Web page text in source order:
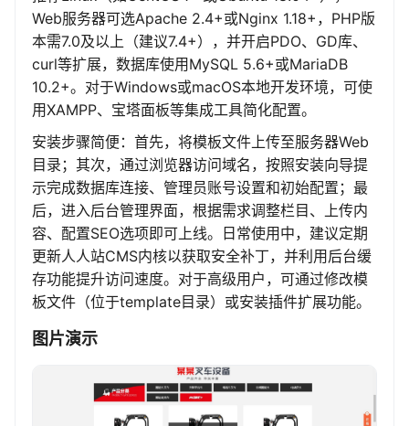
Web服务器可选Apache 2.4+或Nginx 1.18+，PHP版
本需7.0及以上（建议7.4+），并开启PDO、GD库、
curl等扩展，数据库使用MySQL 5.6+或MariaDB
10.2+。对于Windows或macOS本地开发环境，可使
用XAMPP、宝塔面板等集成工具简化配置。
安装步骤简便：首先，将模板文件上传至服务器Web
目录；其次，通过浏览器访问域名，按照安装向导提
示完成数据库连接、管理员账号设置和初始配置；最
后，进入后台管理界面，根据需求调整栏目、上传内
容、配置SEO选项即可上线。日常使用中，建议定期
更新人人站CMS内核以获取安全补丁，并利用后台缓
存功能提升访问速度。对于高级用户，可通过修改模
板文件（位于template目录）或安装插件扩展功能。
图片演示